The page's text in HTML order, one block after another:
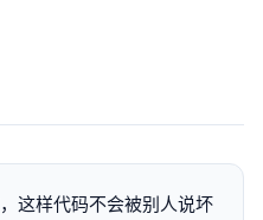
这样代码不会被别人说坏